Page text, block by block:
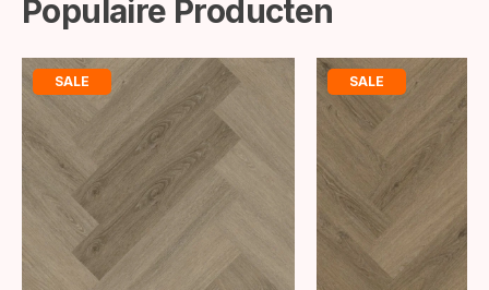
Populaire Producten
SALE SALE